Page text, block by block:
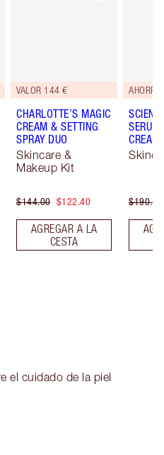
VALOR 144 €
CHARLOTTE’S MAGIC
CREAM & SETTING
SPRAY DUO
Skincare &
Makeup Kit
$144.00 $122.40
AGREGAR A LA
CESTA
CREAM
$190.00
el cuidado de la piel